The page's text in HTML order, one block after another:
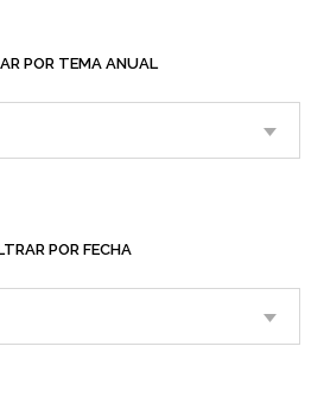
POR TEMA ANUAL
POR FECHA